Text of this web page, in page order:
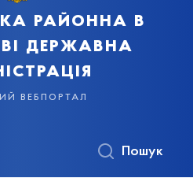
районна в
державна
вебпортал
Пошук